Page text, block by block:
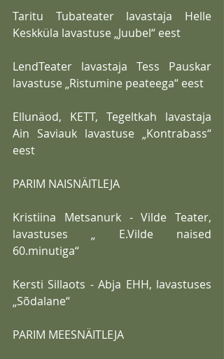
Taritu Tubateater lavastaja Helle
Keskküla lavastuse „Juubel“ eest
LendTeater lavastaja Tess Pauskar
lavastuse „Ristumine peateega“ eest
Ellunäod, KETT, Tegeltkah lavastaja
Ain Saviauk lavastuse „Kontrabass“
eest
PARIM NAISNÄITLEJA
Kristiina Metsanurk - Vilde Teater,
lavastuses „ E.Vilde naised
60.minutiga“
Kersti Sillaots - Abja EHH, lavastuses
„Sõdalane“
PARIM MEESNÄITLEJA